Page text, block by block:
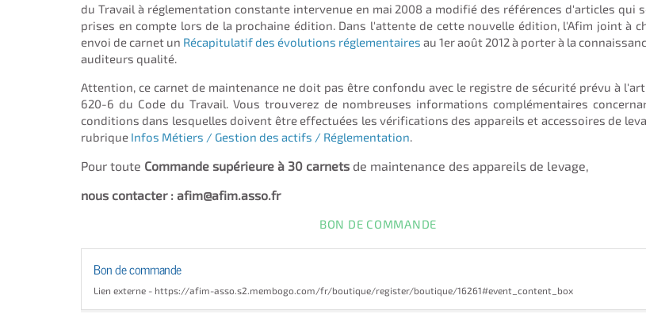
du Travail à réglementation constante intervenue en mai 2008 a modifié des références d'articles qui
prises en compte lors de la prochaine édition. Dans l'attente de cette nouvelle édition, l'Afim joint à
envoi de carnet un Récapitulatif des évolutions réglementaires au 1er août 2012 à porter à la
auditeurs qualité.
Attention, ce carnet de maintenance ne doit pas être confondu avec le registre de sécurité prévu à
620-6 du Code du Travail. Vous trouverez de nombreuses informations complémentaires
conditions dans lesquelles doivent être effectuées les vérifications des appareils et accessoires de
rubrique Infos Métiers / Gestion des actifs / Réglementation.
Pour toute Commande supérieure à 30 carnets de maintenance des appareils de levage,
nous contacter : afim@afim.asso.fr
BON DE COMMANDE
Bon de commande
Lien externe - https://afim-asso.s2.membogo.com/fr/boutique/register/boutique/16261#event_content_box